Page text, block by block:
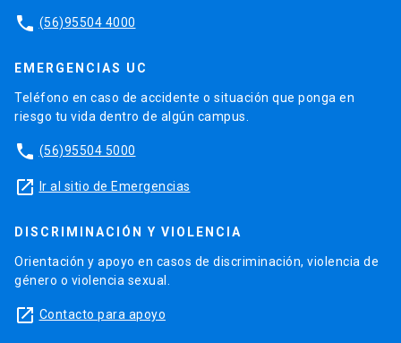
phone (56)95504 4000
EMERGENCIAS UC
Teléfono en caso de accidente o situación que ponga en
riesgo tu vida dentro de algún campus.
phone (56)95504 5000
launch Ir al sitio de Emergencias
DISCRIMINACIÓN Y VIOLENCIA
Orientación y apoyo en casos de discriminación, violencia de
género o violencia sexual.
launch Contacto para apoyo